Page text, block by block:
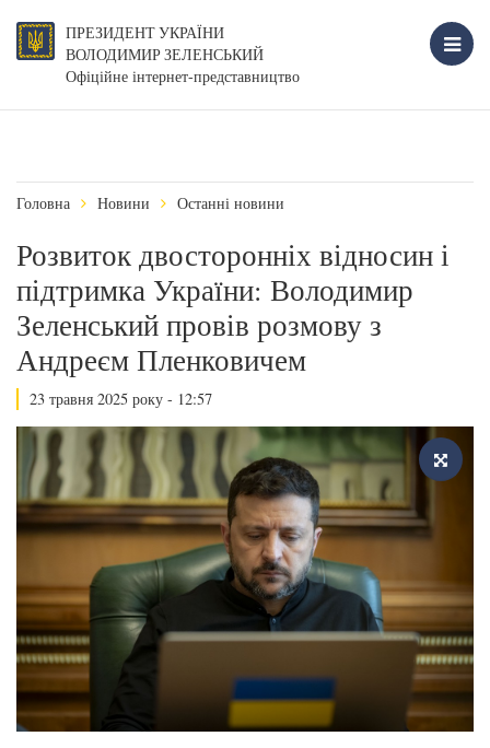
ПРЕЗИДЕНТ УКРАЇНИ
ВОЛОДИМИР ЗЕЛЕНСЬКИЙ
Офіційне інтернет-представництво
Головна Новини Останні новини
Розвиток двосторонніх відносин і
підтримка України: Володимир
Зеленський провів розмову з
Андреєм Пленковичем
23 травня 2025 року - 12:57